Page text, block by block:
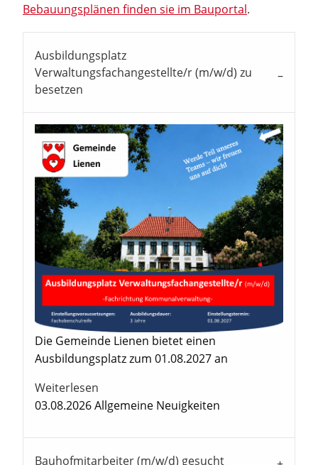
Bebauungsplänen finden sie im Bauportal.
Ausbildungsplatz
Verwaltungsfachangestellte/r (m/w/d) zu
besetzen
Die Gemeinde Lienen bietet einen
Ausbildungsplatz zum 01.08.2027 an
Weiterlesen
03.08.2026Allgemeine Neuigkeiten
Bauhofmitarbeiter (m/w/d) gesucht